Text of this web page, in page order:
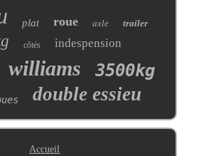
plat roue axle trailer
côtés indespension
williams 3500kg
double essieu
Accueil